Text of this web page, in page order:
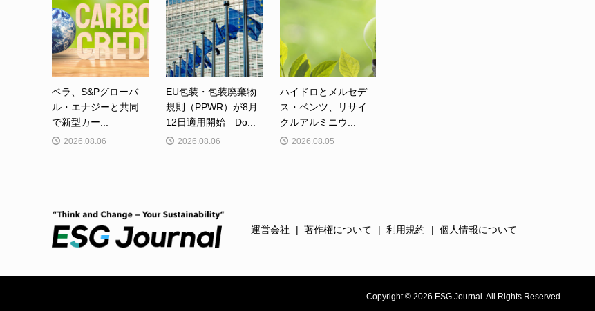
ベラ、S&Pグローバ
ル・エナジーと共同
で新型カー...
2026.08.06
EU包装・包装廃棄物
規則（PPWR）が8月
12日適用開始 Do...
2026.08.06
ハイドロとメルセデ
ス・ベンツ、リサイ
クルアルミニウ...
2026.08.05
運営会社 著作権について 利用規約 個人情報について
Copyright © 2026 ESG Journal. All Rights Reserved.